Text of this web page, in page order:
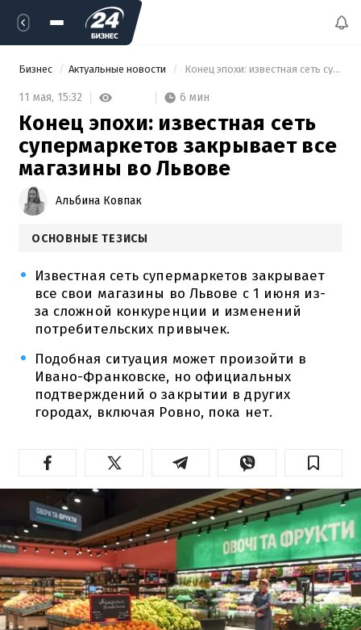
Бизнес Актуальные новости Конец эпохи: известная сеть супермаркетов закрывает все магазины во Львове
11 мая, 15:32 6 мин
Конец эпохи: известная сеть
супермаркетов закрывает все
магазины во Львове
Альбина Ковпак
ОСНОВНЫЕ ТЕЗИСЫ
Известная сеть супермаркетов закрывает
все свои магазины во Львове с 1 июня из-
за сложной конкуренции и изменений
потребительских привычек.
Подобная ситуация может произойти в
Ивано-Франковске, но официальных
подтверждений о закрытии в других
городах, включая Ровно, пока нет.